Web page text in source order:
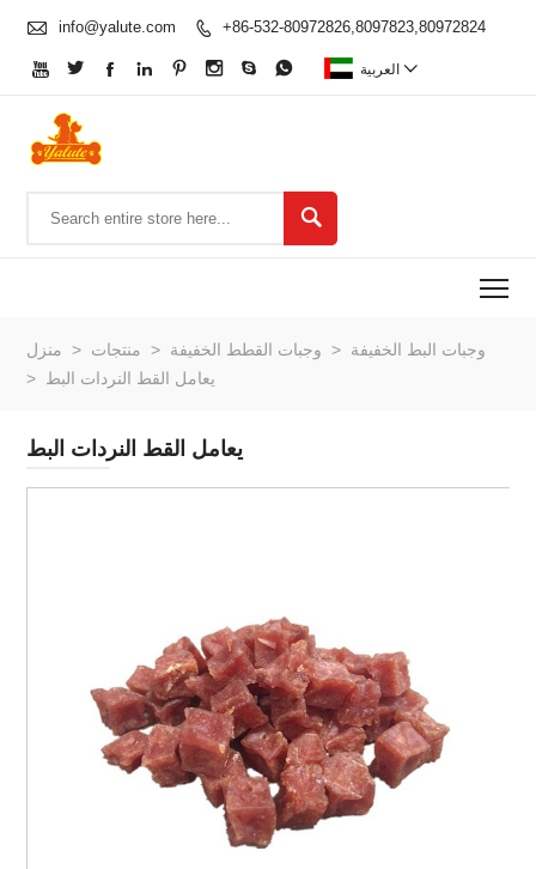
 info@yalute.com  +86-532-80972826,8097823,80972824
        العربية 

منزل > منتجات > وجبات القطط الخفيفة > وجبات البط الخفيفة
> يعامل القط النردات البط
يعامل القط النردات البط